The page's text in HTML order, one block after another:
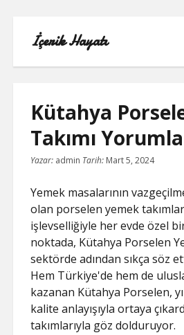
İçerik Hayatı
FACEBOOK SAYFA
LISTE
SAYFA
TUMBLR TAKIPÇI
Kütahya
Takımı
Yazar: admin Tarih: Mart 5, 2024
Yemek masalarının
olan porselen yemek
işlevselliğiyle her evde özel
noktada, Kütahya Porselen
sektörde adından sıkça söz
Hem Türkiye'de hem de
kazanan Kütahya Porselen,
kalite anlayışıyla ortaya
takımlarıyla göz dolduruyor.